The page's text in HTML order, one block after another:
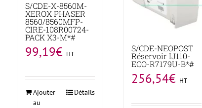
S/CDE-X-8560M-
XEROX PHASER
8560/8560MFP-
CIRE-108R00724-
PACK X3-M*#
99,19€ HT
Ajouter
au
Détails
S/CDE-NEOPOST
Réservoir IJ110-
ECO-R7179U-B*#
256,54€ HT